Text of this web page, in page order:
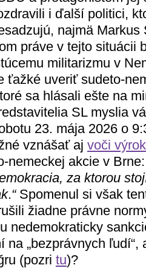
i ďalší politici,
najmä
práve v tejto situácii
militarizmu v
ťažké uveriť sudeto-
sa hlásali ešte na
SL myslia
23. mája 2026 o
vznášať aj voči
nemeckej akcie v
za ktorou
.“Spomenul si však
žiadne právne
nedemokraticky
na „bezprávnych ľudí“,
(pozri tu)?